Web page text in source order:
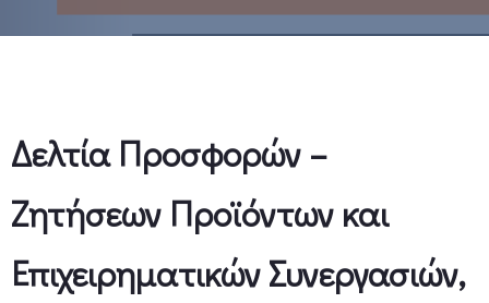
Δελτία Προσφορών –
Ζητήσεων Προϊόντων και
Επιχειρηματικών Συνεργασιών,